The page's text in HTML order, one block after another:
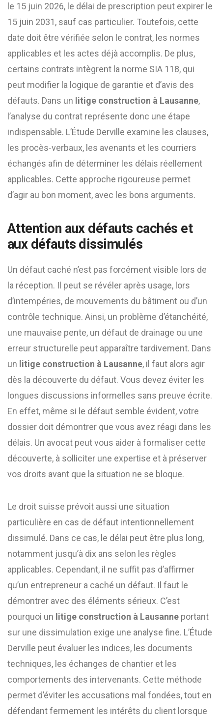
le 15 juin 2026, le délai de prescription peut expirer le
15 juin 2031, sauf cas particulier. Toutefois, cette
date doit être vérifiée selon le contrat, les normes
applicables et les actes déjà accomplis. De plus,
certains contrats intègrent la norme SIA 118, qui
peut modifier la logique de garantie et d’avis des
défauts. Dans un litige construction à Lausanne,
l’analyse du contrat représente donc une étape
indispensable. L’Étude Derville examine les clauses,
les procès-verbaux, les avenants et les courriers
échangés afin de déterminer les délais réellement
applicables. Cette approche rigoureuse permet
d’agir au bon moment, avec les bons arguments.
Attention aux défauts cachés et
aux défauts dissimulés
Un défaut caché n’est pas forcément visible lors de
la réception. Il peut se révéler après usage, lors
d’intempéries, de mouvements du bâtiment ou d’un
contrôle technique. Ainsi, un problème d’étanchéité,
une mauvaise pente, un défaut de drainage ou une
erreur structurelle peut apparaître tardivement. Dans
un litige construction à Lausanne, il faut alors agir
dès la découverte du défaut. Vous devez éviter les
longues discussions informelles sans preuve écrite.
En effet, même si le défaut semble évident, votre
dossier doit démontrer que vous avez réagi dans les
délais. Un avocat peut vous aider à formaliser cette
découverte, à solliciter une expertise et à préserver
vos droits avant que la situation ne se bloque.
Le droit suisse prévoit aussi une situation
particulière en cas de défaut intentionnellement
dissimulé. Dans ce cas, le délai peut être plus long,
notamment jusqu’à dix ans selon les règles
applicables. Cependant, il ne suffit pas d’affirmer
qu’un entrepreneur a caché un défaut. Il faut le
démontrer avec des éléments sérieux. C’est
pourquoi un litige construction à Lausanne portant
sur une dissimulation exige une analyse fine. L’Étude
Derville peut évaluer les indices, les documents
techniques, les échanges de chantier et les
comportements des intervenants. Cette méthode
permet d’éviter les accusations mal fondées, tout en
défendant fermement les intérêts du client lorsque